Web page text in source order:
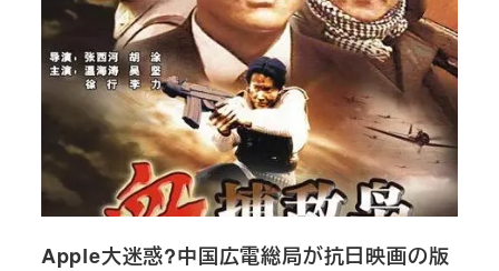
Apple大迷惑?中国広電総局が抗日映画の版